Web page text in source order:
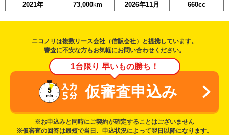
2021年
73,000km
2026年11月
660cc
ニコノリは複数リース会社（信販会社）と提携しています。
審査に不安な方もお気軽にお問い合わせください。
1台限り 早いもの勝ち！
仮審査申込み
※お申込みと同時にご契約が確定することはございません
※仮審査の回答は最短で当日、申込状況によって翌日以降になります。